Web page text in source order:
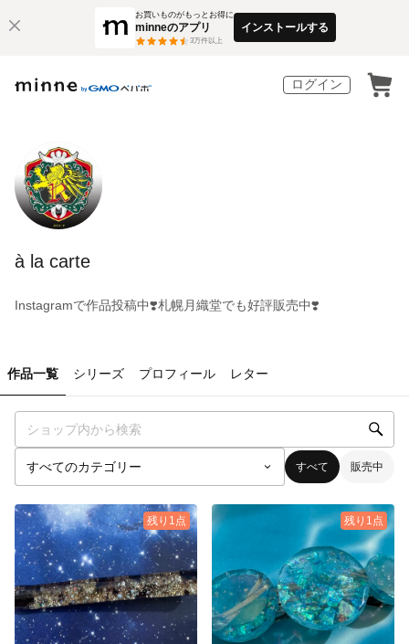
お買いものがもっとお得に
minneのアプリ
3万件以上
インストールする
ログイン
à la carte
Instagramで作品投稿中❣️札幌月織堂でも好評販売中❣️
作品一覧 シリーズ プロフィール レター
すべて 販売中
残り1点 残り1点